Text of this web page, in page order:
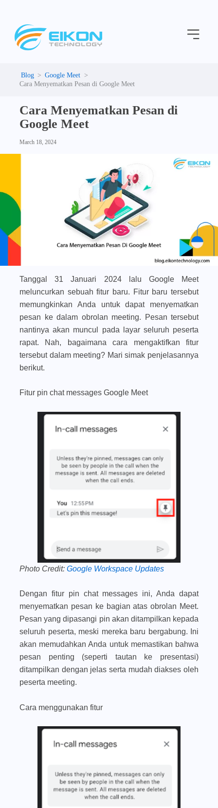
content
Menu
Google Meet
Cara Menyematkan Pesan di Google Meet
Cara Menyematkan Pesan di
Google Meet
March 18, 2024
Tanggal 31 Januari 2024 lalu Google Meet
meluncurkan sebuah fitur baru. Fitur baru tersebut
memungkinkan Anda untuk dapat menyematkan
pesan ke dalam obrolan meeting. Pesan tersebut
nantinya akan muncul pada layar seluruh peserta
rapat. Nah, bagaimana cara mengaktifkan fitur
tersebut dalam meeting? Mari simak penjelasannya
berikut.
Fitur pin chat messages Google Meet
Photo Credit: Google Workspace Updates
Dengan fitur pin chat messages ini, Anda dapat
menyematkan pesan ke bagian atas obrolan Meet.
Pesan yang dipasangi pin akan ditampilkan kepada
seluruh peserta, meski mereka baru bergabung. Ini
akan memudahkan Anda untuk memastikan bahwa
pesan penting (seperti tautan ke presentasi)
ditampilkan dengan jelas serta mudah diakses oleh
peserta meeting.
Cara menggunakan fitur
e
g
i
e